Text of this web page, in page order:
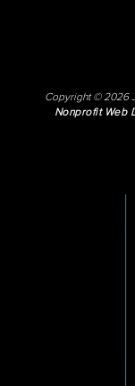
Copyright © 2026
Nonprofit Web